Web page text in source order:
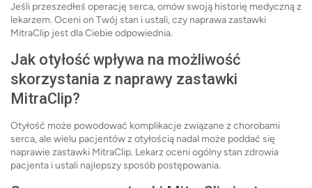
Jeśli przeszedłeś operację serca, omów swoją historię medyczną z
lekarzem. Oceni on Twój stan i ustali, czy naprawa zastawki
MitraClip jest dla Ciebie odpowiednia.
Jak otyłość wpływa na możliwość
skorzystania z naprawy zastawki
MitraClip?
Otyłość może powodować komplikacje związane z chorobami
serca, ale wielu pacjentów z otyłością nadal może poddać się
naprawie zastawki MitraClip. Lekarz oceni ogólny stan zdrowia
pacjenta i ustali najlepszy sposób postępowania.